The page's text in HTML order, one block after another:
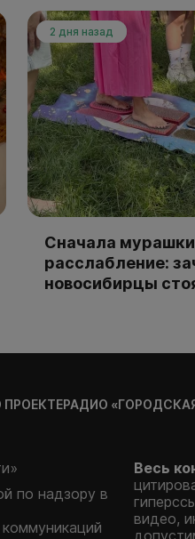
2 дня назад
Сначала
расслабление:
новосибирцы
ПРОЕКТЕРАДИО
по надзору в
Весь
видео,